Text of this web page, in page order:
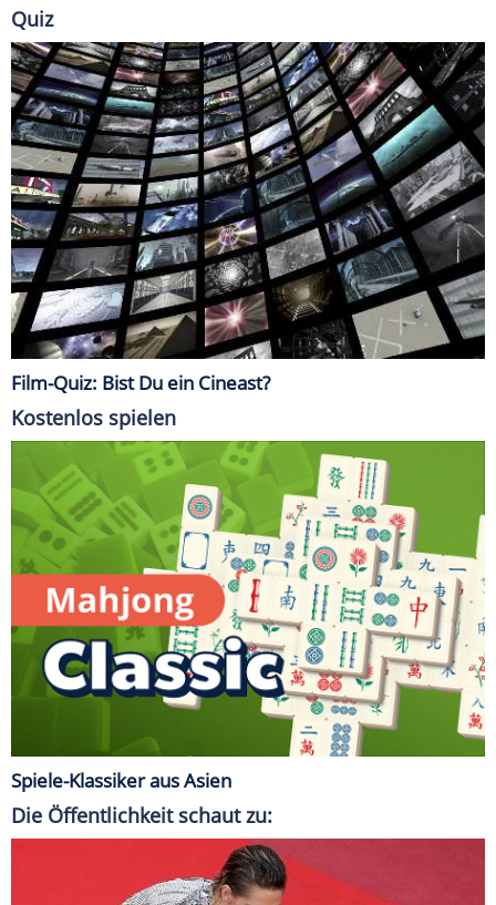
Quiz
Film-Quiz: Bist Du ein Cineast?
Kostenlos spielen
Spiele-Klassiker aus Asien
Die Öffentlichkeit schaut zu: